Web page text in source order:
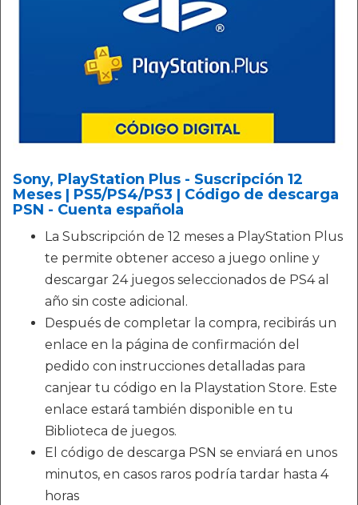
Sony, PlayStation Plus - Suscripción 12
Meses | PS5/PS4/PS3 | Código de descarga
PSN - Cuenta española
La Subscripción de 12 meses a PlayStation Plus
te permite obtener acceso a juego online y
descargar 24 juegos seleccionados de PS4 al
año sin coste adicional.
Después de completar la compra, recibirás un
enlace en la página de confirmación del
pedido con instrucciones detalladas para
canjear tu código en la Playstation Store. Este
enlace estará también disponible en tu
Biblioteca de juegos.
El código de descarga PSN se enviará en unos
minutos, en casos raros podría tardar hasta 4
horas